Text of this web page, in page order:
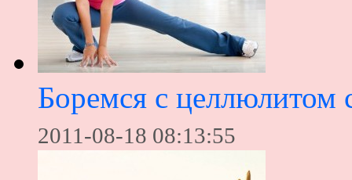
Боремся с
2011-08-18 08:13:55